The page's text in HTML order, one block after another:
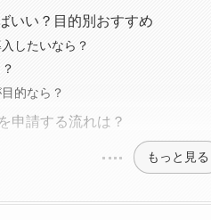
いい？目的別おすすめ
したいなら？
的なら？
申請する流れは？
もっと見る